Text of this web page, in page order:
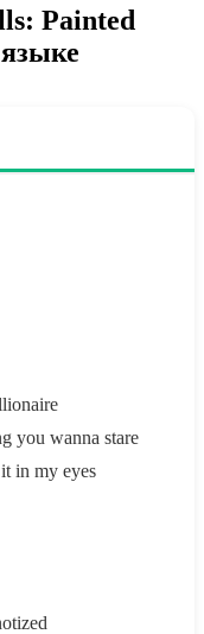
Painted
you wanna stare
in my eyes